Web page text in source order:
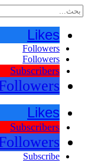
Likes
Followers
Followers
Subscribers
Likes
Subscribers
Subscribe